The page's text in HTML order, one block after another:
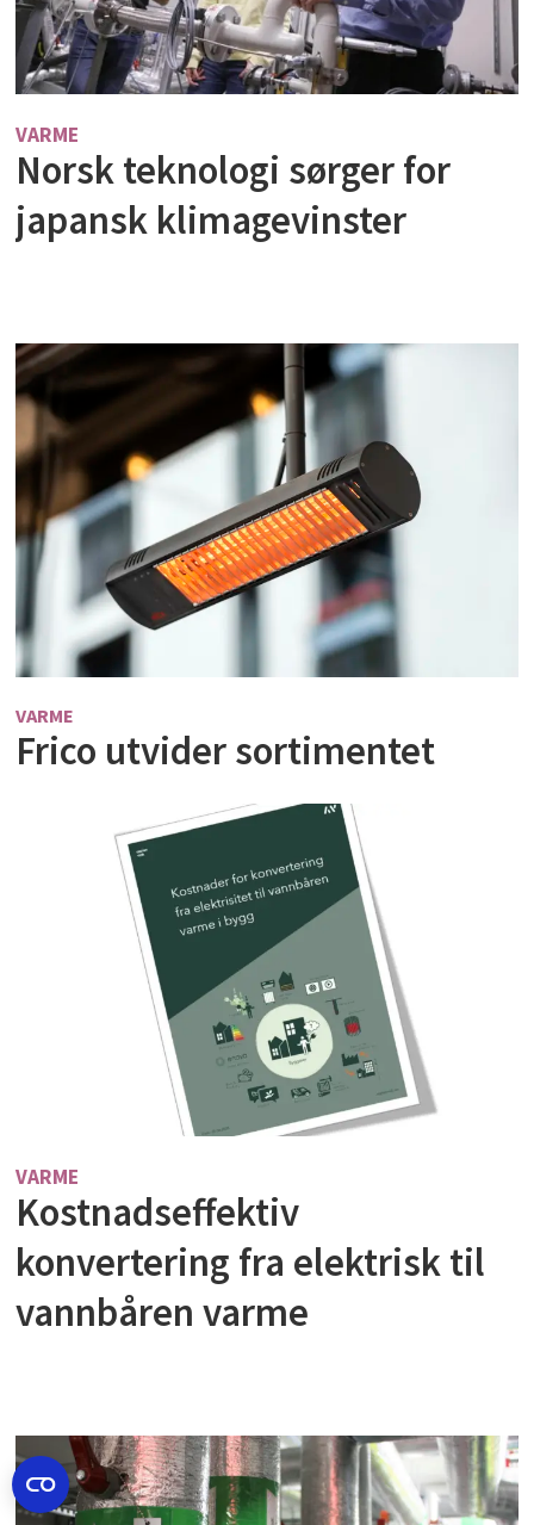
VARME
Norsk teknologi sørger for
japansk klimagevinster
VARME
Frico utvider sortimentet
VARME
Kostnadseffektiv
konvertering fra elektrisk til
vannbåren varme